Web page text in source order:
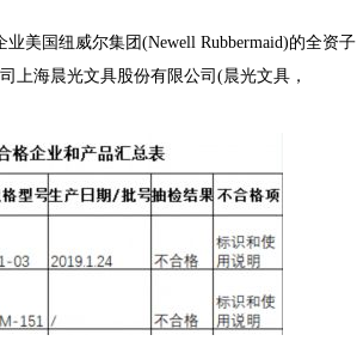
美国纽威尔集团(Newell Rubbermaid)的全资子
上海晨光文具股份有限公司(晨光文具，